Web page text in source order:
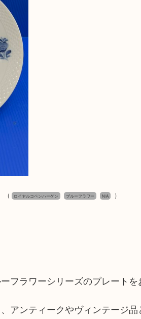
（ ロイヤルコペンハーゲン ブルーフラワー N/A
）
フラワーシリーズのプレートを
アンティークやヴィンテージ